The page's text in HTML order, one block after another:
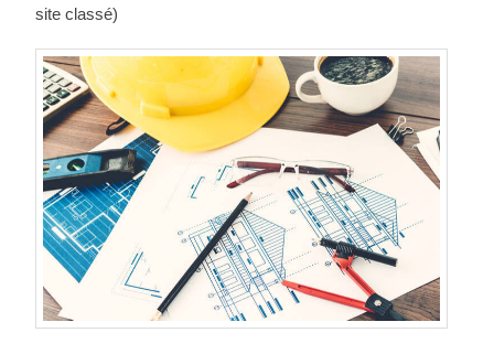
site classé)